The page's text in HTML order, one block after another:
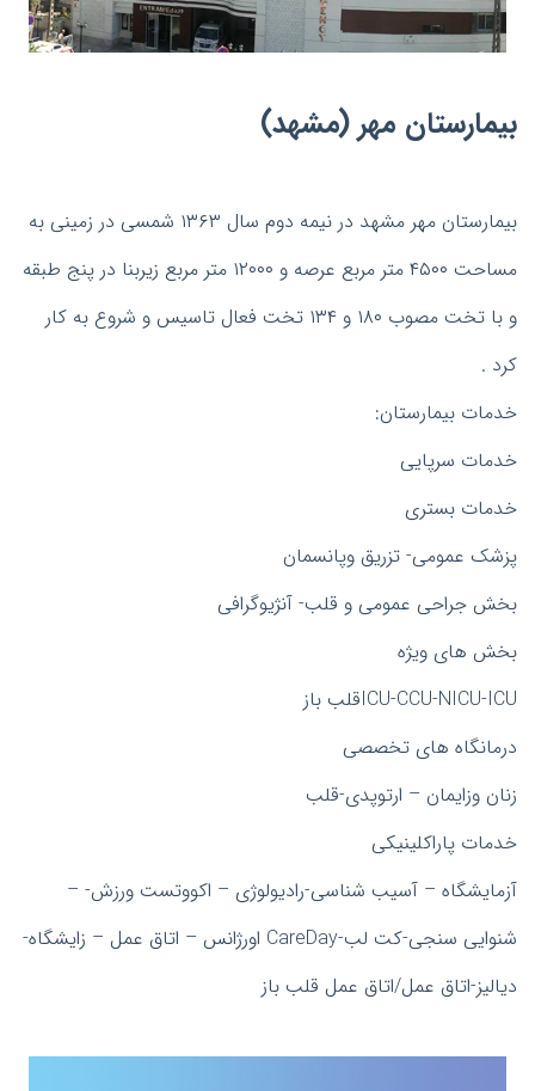
بیمارستان مهر (مشهد)
بیمارستان مهر مشهد در نیمه دوم سال ۱۳۶۳ شمسی در زمینی به
مساحت ۴۵۰۰ متر مربع عرصه و ۱۲۰۰۰ متر مربع زیربنا در پنج طبقه
و با تخت مصوب ۱۸۰ و ۱۳۴ تخت فعال تاسیس و شروع به کار
کرد .
خدمات بیمارستان:
خدمات سرپایی
خدمات بستری
پزشک عمومی- تزریق وپانسمان
بخش جراحی عمومی و قلب- آنژیوگرافی
بخش های ویژه
ICU-CCU-NICU-ICUقلب باز
درمانگاه های تخصصی
زنان وزایمان – ارتوپدی-قلب
خدمات پاراکلینیکی
آزمایشگاه – آسیب شناسی-رادیولوژی – اکووتست ورزش- –
شنوایی سنجی-کت لب-CareDay اورژانس – اتاق عمل – زایشگاه-
دیالیز-اتاق عمل/اتاق عمل قلب باز